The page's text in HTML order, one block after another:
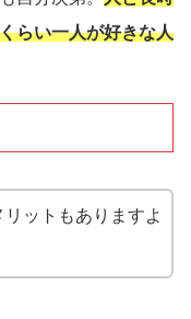
らい一人が好きな人
ットもありますよ